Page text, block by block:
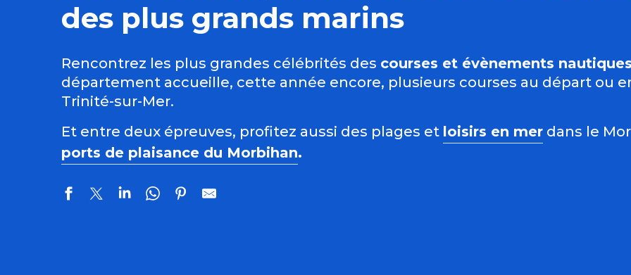
des plus grands marins
Rencontrez les plus grandes célébrités des courses et évènements
département accueille, cette année encore, plusieurs courses au départ ou
Trinité-sur-Mer.
Et entre deux épreuves, profitez aussi des plages et loisirs en mer dans le
ports de plaisance du Morbihan.